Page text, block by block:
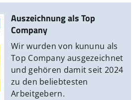
Auszeichnung als Top
Company
Wir wurden von kununu als
Top Company ausgezeichnet
und gehören damit seit 2024
zu den beliebtesten
Arbeitgebern.